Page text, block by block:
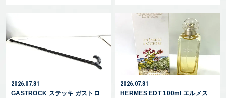
2026.07.31
GASTROCK ステッキ ガストロ
2026.07.31
HERMES EDT 100ml エルメス